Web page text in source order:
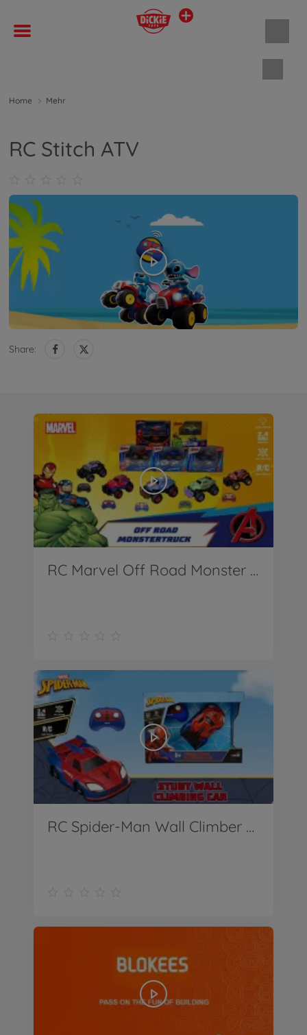
Home Mehr
RC Stitch ATV
Share:
RC Marvel Off Road Monster Trucks
RC Spider-Man Wall Climber Product Video